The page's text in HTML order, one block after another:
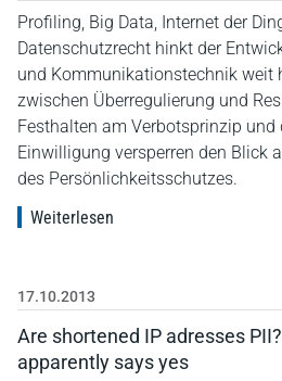
Profiling, Big Data, Internet der
Datenschutzrecht hinkt der
und Kommunikationstechnik weit
zwischen Überregulierung und
Festhalten am Verbotsprinzip und
Einwilligung versperren den Blick
des Persönlichkeitsschutzes.
Weiterlesen
17.10.2013
Are shortened IP adresses
apparently says yes